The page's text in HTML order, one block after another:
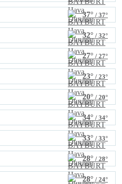
37° / 37°
32° / 32°
27° / 27°
23° / 23°
20° / 20°
34° / 34°
33° / 33°
28° / 28°
28° / 24°